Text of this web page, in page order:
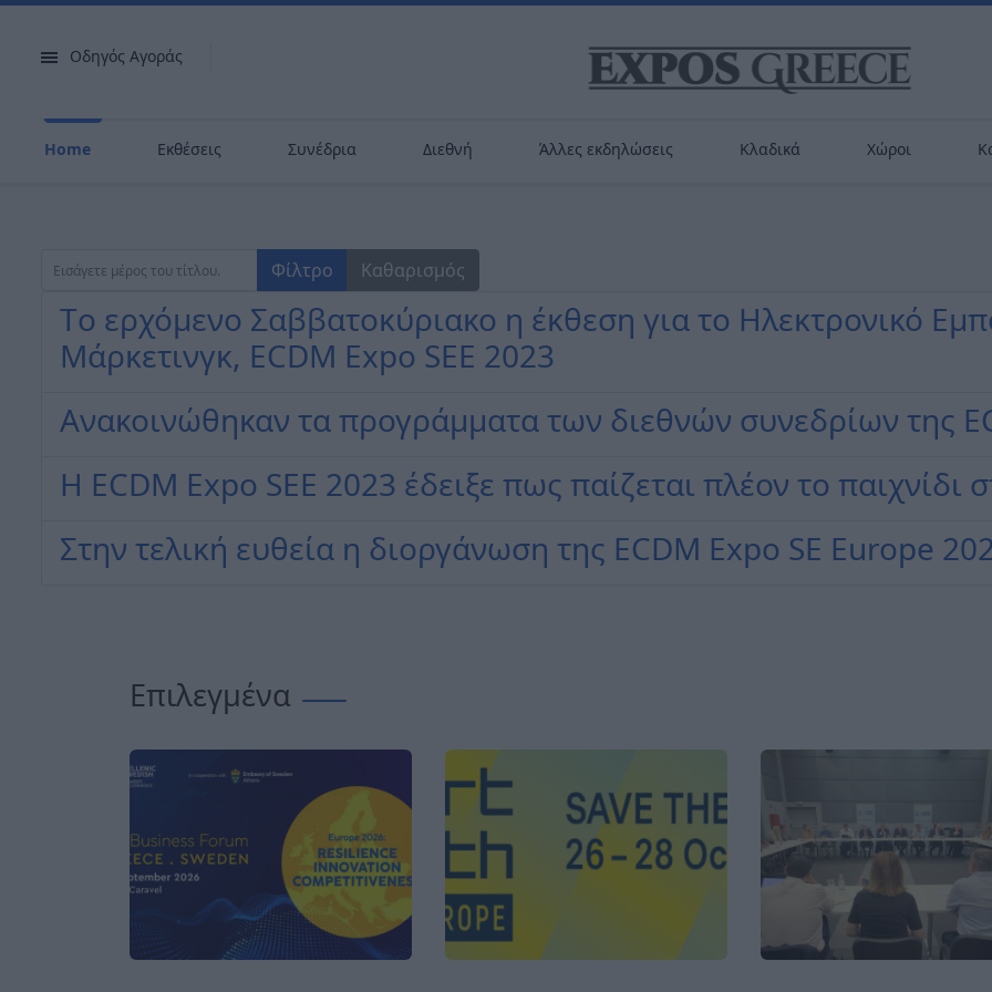
Οδηγός Αγοράς
Home Εκθέσεις Συνέδρια Διεθνή Άλλες εκδηλώσεις Κλαδικά Χώροι
Εισάγετε μέρος του τίτλου. Φίλτρο Καθαρισμός
Tο ερχόμενο Σαββατοκύριακο η έκθεση για το Ηλεκτρονικό
Μάρκετινγκ, ECDM Expo SEE 2023
Ανακοινώθηκαν τα προγράμματα των διεθνών συνεδρίων της
Η ECDM Expo SEΕ 2023 έδειξε πως παίζεται πλέον το παιχνίδι
Στην τελική ευθεία η διοργάνωση της ECDM Expo SE Europe
Επιλεγμένα